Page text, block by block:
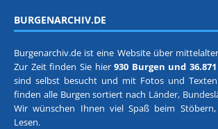
BURGENARCHIV.DE
Burgenarchiv.de ist eine Website über
Zur Zeit finden Sie hier930 Burgen und
sind selbst besucht und mit Fotos und
finden alle Burgen sortiert nach Länder,
Wir wünschen Ihnen viel Spaß beim
Lesen.